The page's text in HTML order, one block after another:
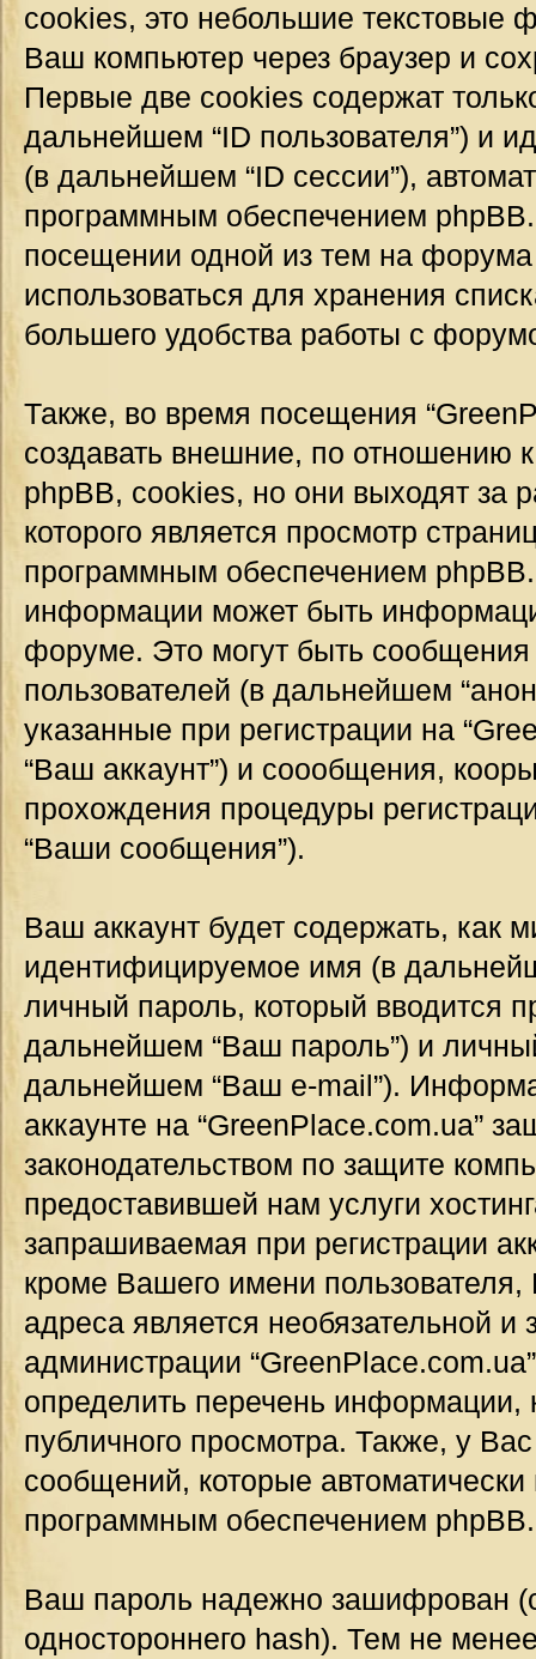
cookies, это небольшие текстовые
Ваш компьютер через браузер и
Первые две cookies содержат
дальнейшем “ID пользователя”) и
(в дальнейшем “ID сессии”),
программным обеспечением
посещении одной из тем на форума
использоваться для хранения
большего удобства работы с
Также, во время посещения
создавать внешние, по отношению
phpBB, cookies, но они выходят за
которого является просмотр
программным обеспечением
информации может быть
форуме. Это могут быть сообщения
пользователей (в дальнейшем
указанные при регистрации на
“Ваш аккаунт”) и соообщения,
прохождения процедуры
“Ваши сообщения”).
Ваш аккаунт будет содержать, как
идентифицируемое имя (в
личный пароль, который вводится
дальнейшем “Ваш пароль”) и
дальнейшем “Ваш e-mail”).
аккаунте на “GreenPlace.com.ua”
законодательством по защите
предоставившей нам услуги
запрашиваемая при регистрации
кроме Вашего имени
адреса является необязательной
администрации
определить перечень информации,
публичного просмотра. Также, у
сообщений, которые
программным обеспечением phpBB.
Ваш пароль надежно зашифрован
одностороннего hash). Тем не